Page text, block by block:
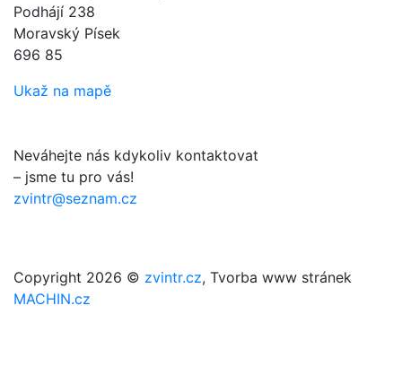
Podhájí 238
Moravský Písek
696 85
Ukaž na mapě
Neváhejte nás kdykoliv kontaktovat
– jsme tu pro vás!
zvintr@seznam.cz
Copyright 2026 © zvintr.cz, Tvorba www stránek
MACHIN.cz